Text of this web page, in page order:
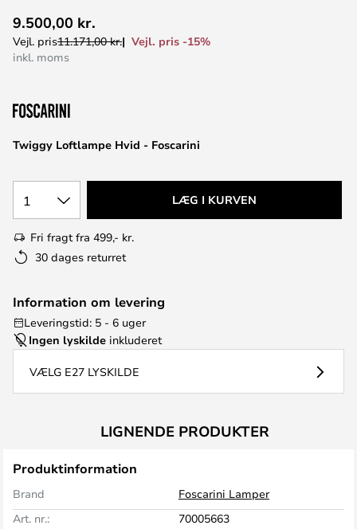
til
starten
Twiggy Loftlampe Hvid - Foscarini
9.500,00 kr.
Vejl. pris11.171,00 kr.
Vejl. pris -15%
inkl. moms
1 LÆG I KURVEN
Fri fragt fra 499,- kr.
30 dages returret
Information om levering
Leveringstid: 5 - 6 uger
Ingen lyskilde inkluderet
VÆLG E27 LYSKILDE
LIGNENDE PRODUKTER
Produktinformation
Brand
Foscarini Lamper
Art. nr.:
70005663